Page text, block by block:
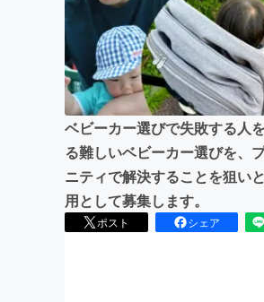
ベビーカー選びで失敗する人
る難しいベビーカー選びを、
ニティで解決することを狙い
用として募集します。
ポスト シェア